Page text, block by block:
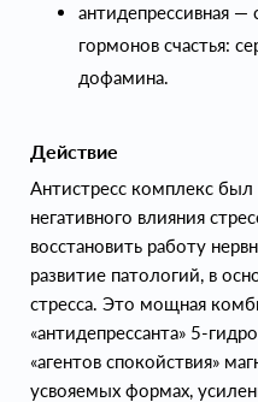
антидепрессивная —
гормонов счастья:
дофамина.
Действие
Антистресс комплекс был
негативного влияния
восстановить работу
развитие патологий, в
стресса. Это мощная
«антидепрессанта» 5-
«агентов спокойствия»
усвояемых формах,